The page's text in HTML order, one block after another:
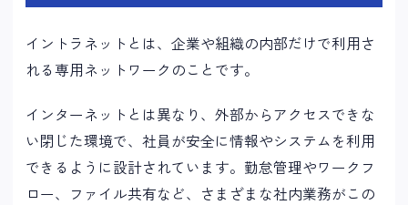
イントラネットとは、企業や組織の内部だけで利用さ
れる専用ネットワークのことです。
インターネットとは異なり、外部からアクセスできな
い閉じた環境で、社員が安全に情報やシステムを利用
できるように設計されています。勤怠管理やワークフ
ロー、ファイル共有など、さまざまな社内業務がこの